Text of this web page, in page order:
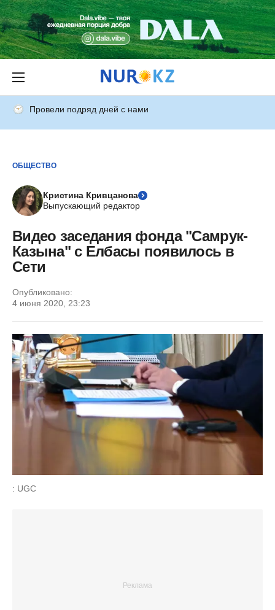
Провели подряд дней с нами
ОБЩЕСТВО
Кристина Кривцанова
Выпускающий редактор
Видео заседания фонда "Самрук-
Казына" с Елбасы появилось в
Сети
Опубликовано:
4 июня 2020, 23:23
: UGC